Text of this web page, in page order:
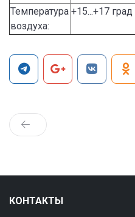
Температура
воздуха:
+15...+17 град
КОНТАКТЫ